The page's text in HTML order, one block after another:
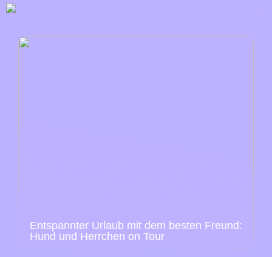
Entspannter Urlaub mit dem besten Freund:
Hund und Herrchen on Tour